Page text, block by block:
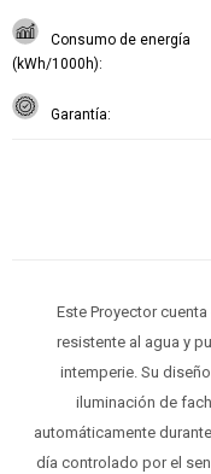
Consumo de energía
(kWh/1000h)
Garantía
Este Proyector
resistente al agua y
intemperie. Su
iluminación de
automáticamente
día controlado por el